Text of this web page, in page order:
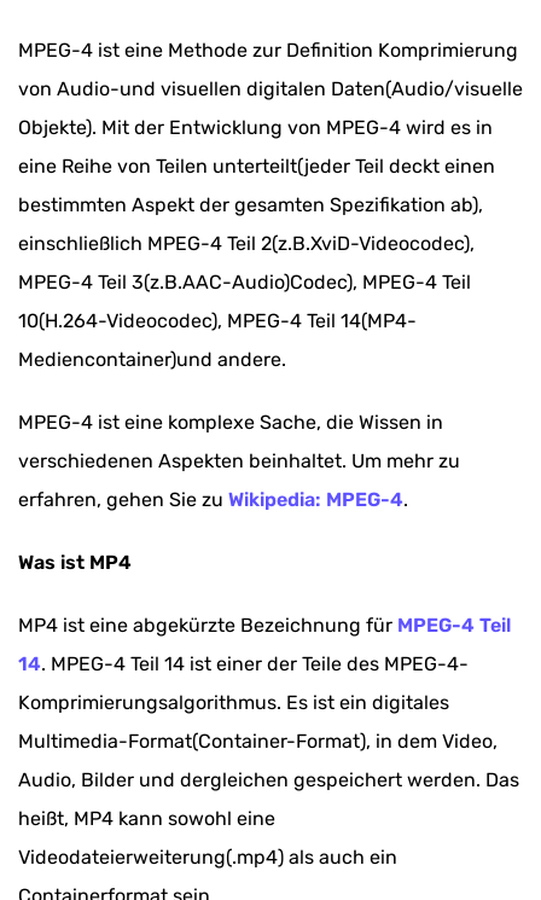
MPEG-4 ist eine Methode zur Definition Komprimierung
von Audio-und visuellen digitalen Daten(Audio/visuelle
Objekte). Mit der Entwicklung von MPEG-4 wird es in
eine Reihe von Teilen unterteilt(jeder Teil deckt einen
bestimmten Aspekt der gesamten Spezifikation ab),
einschließlich MPEG-4 Teil 2(z.B.XviD-Videocodec),
MPEG-4 Teil 3(z.B.AAC-Audio)Codec), MPEG-4 Teil
10(H.264-Videocodec), MPEG-4 Teil 14(MP4-
Mediencontainer)und andere.
MPEG-4 ist eine komplexe Sache, die Wissen in
verschiedenen Aspekten beinhaltet. Um mehr zu
erfahren, gehen Sie zu Wikipedia: MPEG-4.
Was ist MP4
MP4 ist eine abgekürzte Bezeichnung für MPEG-4 Teil
14. MPEG-4 Teil 14 ist einer der Teile des MPEG-4-
Komprimierungsalgorithmus. Es ist ein digitales
Multimedia-Format(Container-Format), in dem Video,
Audio, Bilder und dergleichen gespeichert werden. Das
heißt, MP4 kann sowohl eine
Videodateierweiterung(.mp4) als auch ein